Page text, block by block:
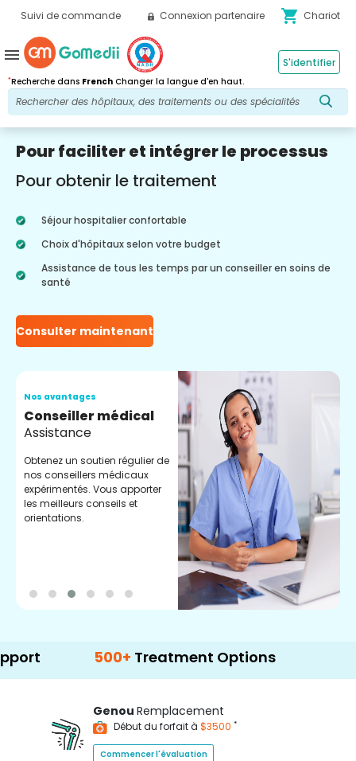
Suivi de commande Connexion partenaire shopping_cart Chariot
*Recherche dans French Changer la langue d'en haut.
S'identifier
menu
Pour faciliter et intégrer le processus
Pour obtenir le traitement
Séjour hospitalier confortable
Choix d'hôpitaux selon votre budget
Assistance de tous les temps par un conseiller en soins de
santé
Consulter maintenant
Nos avantages
Conseiller médical
Assistance
Obtenez un soutien régulier de
nos conseillers médicaux
expérimentés. Vous apporter
les meilleurs conseils et
orientations.
500+ Treatment Options
Genou Remplacement
Début du forfait à $3500 *
Commencer l'évaluation